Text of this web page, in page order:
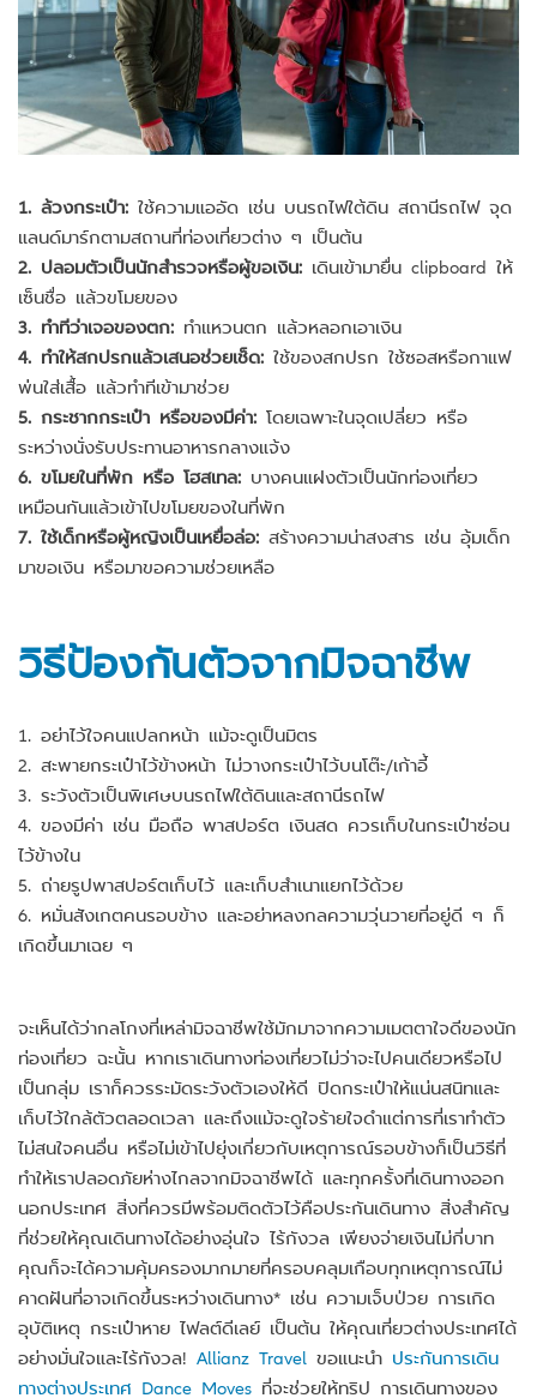
1. ล้วงกระเป๋า: ใช้ความแออัด เช่น บนรถไฟใต้ดิน สถานีรถไฟ จุด
แลนด์มาร์กตามสถานที่ท่องเที่ยวต่าง ๆ เป็นต้น
2. ปลอมตัวเป็นนักสำรวจหรือผู้ขอเงิน: เดินเข้ามายื่น clipboard ให้
เซ็นชื่อ แล้วขโมยของ
3. ทำทีว่าเจอของตก: ทำแหวนตก แล้วหลอกเอาเงิน
4. ทำให้สกปรกแล้วเสนอช่วยเช็ด: ใช้ของสกปรก ใช้ซอสหรือกาแฟ
พ่นใส่เสื้อ แล้วทำทีเข้ามาช่วย
5. กระชากกระเป๋า หรือของมีค่า: โดยเฉพาะในจุดเปลี่ยว หรือ
ระหว่างนั่งรับประทานอาหารกลางแจ้ง
6. ขโมยในที่พัก หรือ โฮสเทล: บางคนแฝงตัวเป็นนักท่องเที่ยว
เหมือนกันแล้วเข้าไปขโมยของในที่พัก
7. ใช้เด็กหรือผู้หญิงเป็นเหยื่อล่อ: สร้างความน่าสงสาร เช่น อุ้มเด็ก
มาขอเงิน หรือมาขอความช่วยเหลือ
วิธีป้องกันตัวจากมิจฉาชีพ
1. อย่าไว้ใจคนแปลกหน้า แม้จะดูเป็นมิตร
2. สะพายกระเป๋าไว้ข้างหน้า ไม่วางกระเป๋าไว้บนโต๊ะ/เก้าอี้
3. ระวังตัวเป็นพิเศษบนรถไฟใต้ดินและสถานีรถไฟ
4. ของมีค่า เช่น มือถือ พาสปอร์ต เงินสด ควรเก็บในกระเป๋าซ่อน
ไว้ข้างใน
5. ถ่ายรูปพาสปอร์ตเก็บไว้ และเก็บสำเนาแยกไว้ด้วย
6. หมั่นสังเกตคนรอบข้าง และอย่าหลงกลความวุ่นวายที่อยู่ดี ๆ ก็
เกิดขึ้นมาเฉย ๆ
จะเห็นได้ว่ากลโกงที่เหล่ามิจฉาชีพใช้มักมาจากความเมตตาใจดีของนัก
ท่องเที่ยว ฉะนั้น หากเราเดินทางท่องเที่ยวไม่ว่าจะไปคนเดียวหรือไป
เป็นกลุ่ม เราก็ควรระมัดระวังตัวเองให้ดี ปิดกระเป๋าให้แน่นสนิทและ
เก็บไว้ใกล้ตัวตลอดเวลา และถึงแม้จะดูใจร้ายใจดำแต่การที่เราทำตัว
ไม่สนใจคนอื่น หรือไม่เข้าไปยุ่งเกี่ยวกับเหตุการณ์รอบข้างก็เป็นวิธีที่
ทำให้เราปลอดภัยห่างไกลจากมิจฉาชีพได้ และทุกครั้งที่เดินทางออก
นอกประเทศ สิ่งที่ควรมีพร้อมติดตัวไว้คือประกันเดินทาง สิ่งสำคัญ
ที่ช่วยให้คุณเดินทางได้อย่างอุ่นใจ ไร้กังวล เพียงจ่ายเงินไม่กี่บาท
คุณก็จะได้ความคุ้มครองมากมายที่ครอบคลุมเกือบทุกเหตุการณ์ไม่
คาดฝันที่อาจเกิดขึ้นระหว่างเดินทาง* เช่น ความเจ็บป่วย การเกิด
อุบัติเหตุ กระเป๋าหาย ไฟลต์ดีเลย์ เป็นต้น ให้คุณเที่ยวต่างประเทศได้
อย่างมั่นใจและไร้กังวล! Allianz Travel ขอแนะนำ ประกันการเดิน
ทางต่างประเทศ Dance Moves ที่จะช่วยให้ทริป การเดินทางของ